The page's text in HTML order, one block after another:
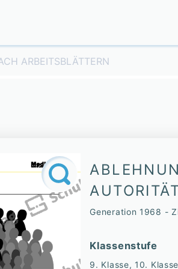
Generation 1968 -
Klassenstufe
9. Klasse, 10.